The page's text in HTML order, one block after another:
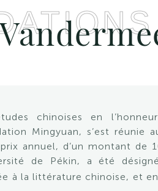
chinoises en
Mingyuan, s’est réunie
annuel, d’un montant de
de Pékin, a été
à la littérature chinoise, et